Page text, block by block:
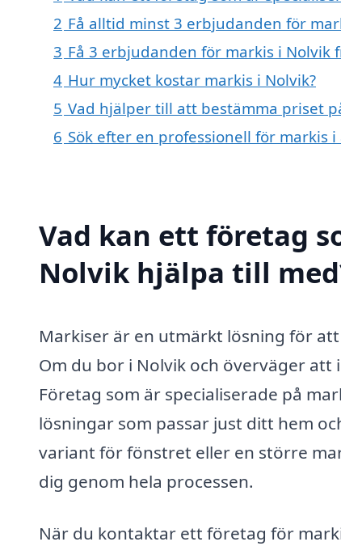
2 Få alltid minst 3 erbjudanden för
3 Få 3 erbjudanden för markis i Nolvik
4 Hur mycket kostar markis i Nolvik?
5 Vad hjälper till att bestämma priset
6 Sök efter en professionell för markis
Vad kan ett företag
Nolvik hjälpa till
Markiser är en utmärkt lösning för
Om du bor i Nolvik och överväger
Företag som är specialiserade på
lösningar som passar just ditt hem
variant för fönstret eller en större
dig genom hela processen.
När du kontaktar ett företag för